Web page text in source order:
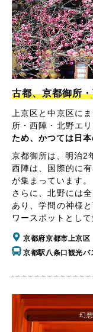
古都、京都御所
上京区と中京区に
所・西陣・北野エリ
ため、かつては日
京都御所は、明治2
西陣は、国際的に
が集まっています。
さらに、北野には
あり、学問の神様
ワースポットとして
京都府京都市上京区
京都駅八条口観光バ
幻